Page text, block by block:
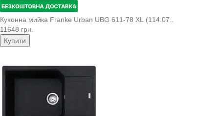
Кухонна мийка Franke Urban UBG 611-78 XL (114.07..
11648 грн.
Купити